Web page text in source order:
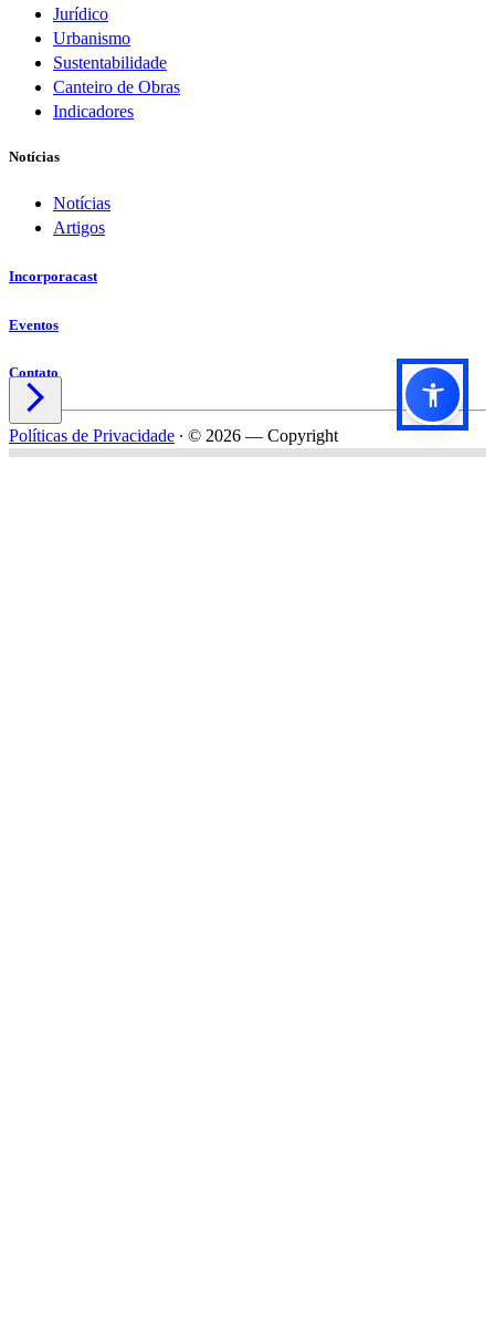
Jurídico
Urbanismo
Sustentabilidade
Canteiro de Obras
Indicadores
Notícias
Notícias
Artigos
Incorporacast
Eventos
Contato

Políticas de Privacidade ∙ © 2026 — Copyright